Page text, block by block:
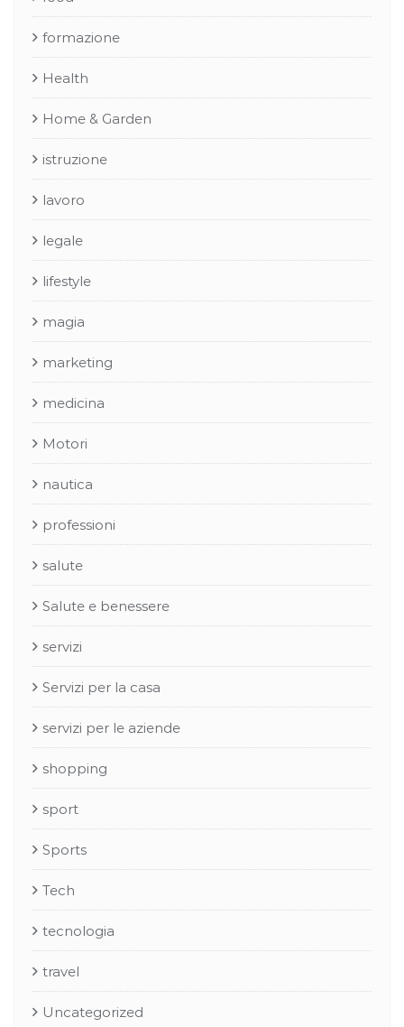
formazione
Health
Home & Garden
istruzione
lavoro
legale
lifestyle
magia
marketing
medicina
Motori
nautica
professioni
salute
Salute e benessere
servizi
Servizi per la casa
servizi per le aziende
shopping
sport
Sports
Tech
tecnologia
travel
Uncategorized